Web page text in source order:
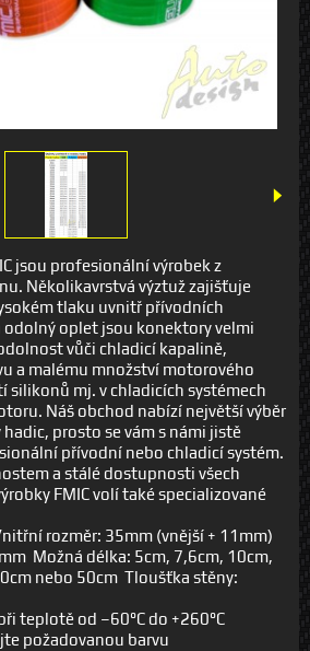
jsou profesionální výrobek z
Několikavrstvá výztuž zajišťuje
tlaku uvnitř přívodních
odolný oplet jsou konektory velmi
vůči chladicí kapalině,
a malému množství motorového
silikonů mj. v chladicích systémech
Náš obchod nabízí největší výběr
prosto se vám s námi jistě
přívodní nebo chladicí systém.
a stálé dostupnosti všech
FMIC volí také specializované
rozměr: 35mm (vnější + 11mm)
Možná délka: 5cm, 7,6cm, 10cm,
nebo 50cm Tloušťka stěny:
teplotě od –60°C do +260°C
požadovanou barvu